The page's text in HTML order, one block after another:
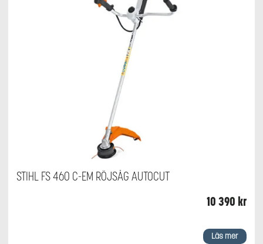
STIHL FS 460 C-EM RÖJSÅG AUTOCUT
10 390 kr
Läs mer